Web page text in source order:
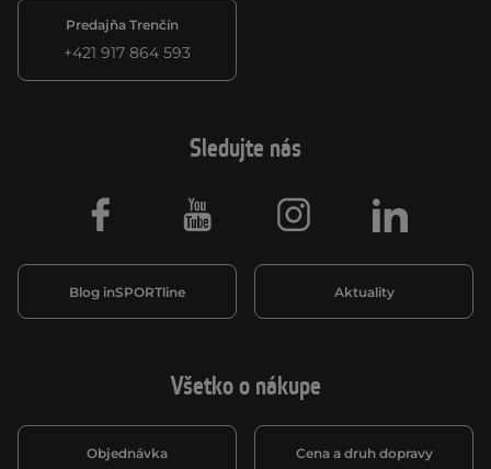
Predajňa Trenčín
+421 917 864 593
Všetko o nákupe
Objednávka Cena a druh dopravy
Sledujte nás
Blog inSPORTline Aktuality
Facebook Youtube Instagram LinkedIn